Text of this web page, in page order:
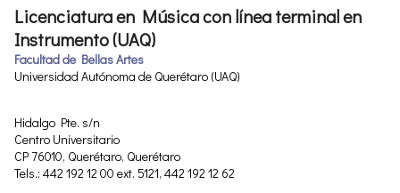
Licenciatura en Música con línea terminal en
Instrumento (UAQ)
Facultad de Bellas Artes
Universidad Autónoma de Querétaro (UAQ)
Hidalgo Pte. s/n
Centro Universitario
CP 76010, Querétaro, Querétaro
Tels.: 442 192 12 00 ext. 5121, 442 192 12 62